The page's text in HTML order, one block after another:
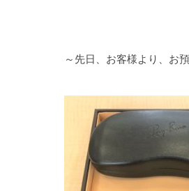
～先日、お客様より、お